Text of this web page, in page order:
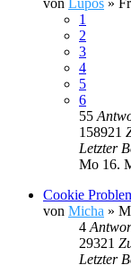
1
2
3
4
5
6
55
158921
Letzter
Mo 16.
Cookie
von Micha »
4
29321
Letzter